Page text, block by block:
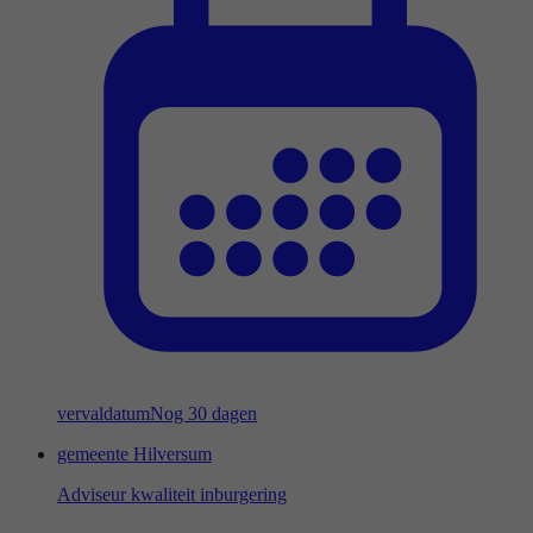
vervaldatumNog 30 dagen
gemeente Hilversum
Adviseur kwaliteit inburgering